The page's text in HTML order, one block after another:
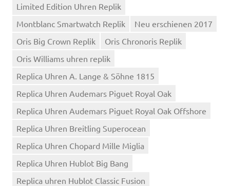
Limited Edition Uhren Replik
Montblanc Smartwatch Replik
Neu erschienen 2017
Oris Big Crown Replik
Oris Chronoris Replik
Oris Williams uhren replik
Replica Uhren A. Lange & Söhne 1815
Replica Uhren Audemars Piguet Royal Oak
Replica Uhren Audemars Piguet Royal Oak Offshore
Replica Uhren Breitling Superocean
Replica Uhren Chopard Mille Miglia
Replica Uhren Hublot Big Bang
Replica uhren Hublot Classic Fusion